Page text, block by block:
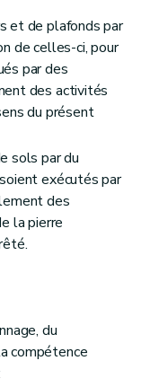
et de plafonds par
de celles-ci, pour
par des
des activités
du présent
sols par du
exécutés par
des
la pierre
du
compétence